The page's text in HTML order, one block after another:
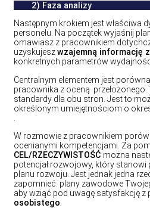
2) Faza analizy
Następnym krokiem jest właściwa
personelu. Na początek wyjaśnij
omawiasz z pracownikiem
uzyskujeszwzajemną informację
konkretnych parametrów
Centralnym elementem jest
pracownika z oceną
standardy dla obu stron. Jest to
określonym umiejętnościom o
W rozmowie z pracownikiem
ocenianymi kompetencjami. Za
CEL/RZECZYWISTOŚĆ można
potencjał rozwojowy, który
planu rozwoju. Jest jednak jedna
zapomnieć: plany zawodowe
aby wziąć pod uwagę satysfakcję z
osobistego